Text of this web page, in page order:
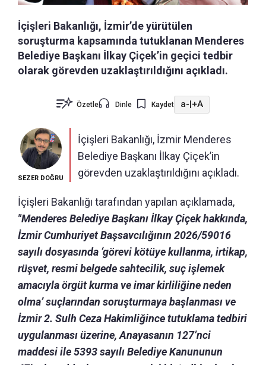
İçişleri Bakanlığı, İzmir’de yürütülen
soruşturma kapsamında tutuklanan Menderes
Belediye Başkanı İlkay Çiçek’in geçici tedbir
olarak görevden uzaklaştırıldığını açıkladı.
Özetle Dinle Kaydet a- +A
SEZER DOĞRU
İçişleri Bakanlığı, İzmir Menderes
Belediye Başkanı İlkay Çiçek’in
görevden uzaklaştırıldığını açıkladı.
İçişleri Bakanlığı tarafından yapılan açıklamada,
"Menderes Belediye Başkanı İlkay Çiçek hakkında,
İzmir Cumhuriyet Başsavcılığının 2026/59016
sayılı dosyasında ‘görevi kötüye kullanma, irtikap,
rüşvet, resmi belgede sahtecilik, suç işlemek
amacıyla örgüt kurma ve imar kirliliğine neden
olma’ suçlarından soruşturmaya başlanması ve
İzmir 2. Sulh Ceza Hakimliğince tutuklama tedbiri
uygulanması üzerine, Anayasanın 127’nci
maddesi ile 5393 sayılı Belediye Kanununun